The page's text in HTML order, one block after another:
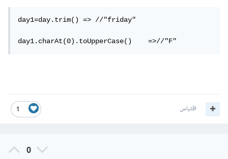
day1=day.trim()	=> //"friday"
day1.charAt(0).toUpperCase()	=>//"F"
1 اقتباس
0